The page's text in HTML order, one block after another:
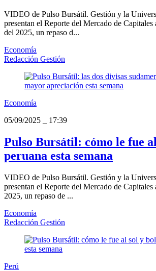
VIDEO de Pulso Bursátil. Gestión y la
presentan el Reporte del Mercado de Capitales
del 2025, un repaso d...
Economía
Redacción Gestión
Economía
05/09/2025
17:39
Pulso Bursátil: cómo le fue
peruana esta semana
VIDEO de Pulso Bursátil. Gestión y la
presentan el Reporte del Mercado de Capitales
2025, un repaso de ...
Economía
Redacción Gestión
Perú